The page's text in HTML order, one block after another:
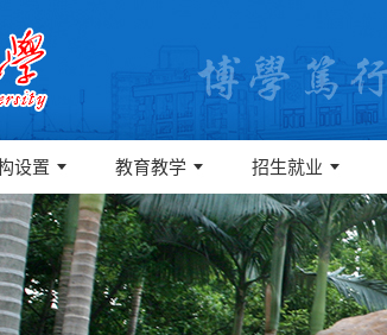
设置 教育教学 招生就业